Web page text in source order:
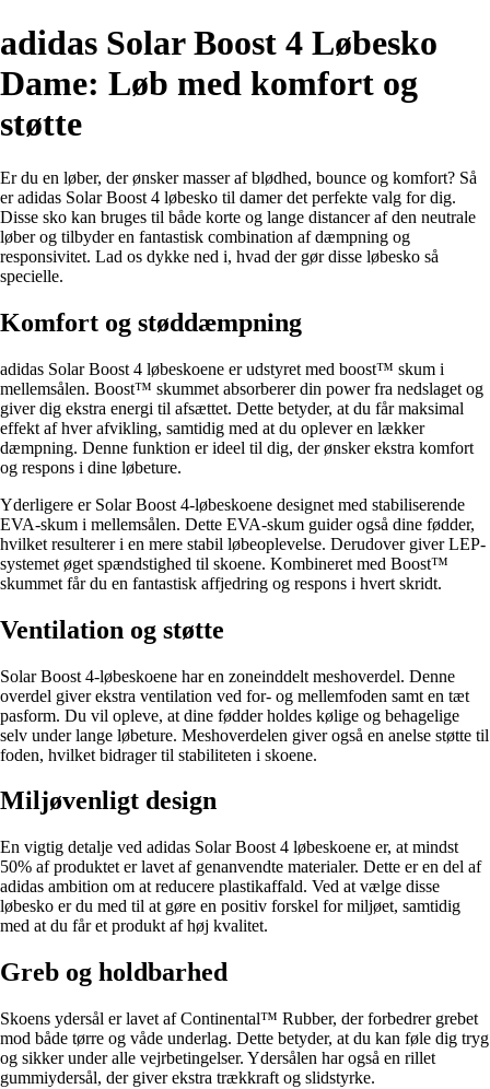
adidas Solar Boost 4 Løbesko
Dame: Løb med komfort og
støtte
Er du en løber, der ønsker masser af blødhed, bounce og komfort? Så
er adidas Solar Boost 4 løbesko til damer det perfekte valg for dig.
Disse sko kan bruges til både korte og lange distancer af den neutrale
løber og tilbyder en fantastisk combination af dæmpning og
responsivitet. Lad os dykke ned i, hvad der gør disse løbesko så
specielle.
Komfort og støddæmpning
adidas Solar Boost 4 løbeskoene er udstyret med boost™ skum i
mellemsålen. Boost™ skummet absorberer din power fra nedslaget og
giver dig ekstra energi til afsættet. Dette betyder, at du får maksimal
effekt af hver afvikling, samtidig med at du oplever en lækker
dæmpning. Denne funktion er ideel til dig, der ønsker ekstra komfort
og respons i dine løbeture.
Yderligere er Solar Boost 4-løbeskoene designet med stabiliserende
EVA-skum i mellemsålen. Dette EVA-skum guider også dine fødder,
hvilket resulterer i en mere stabil løbeoplevelse. Derudover giver LEP-
systemet øget spændstighed til skoene. Kombineret med Boost™
skummet får du en fantastisk affjedring og respons i hvert skridt.
Ventilation og støtte
Solar Boost 4-løbeskoene har en zoneinddelt meshoverdel. Denne
overdel giver ekstra ventilation ved for- og mellemfoden samt en tæt
pasform. Du vil opleve, at dine fødder holdes kølige og behagelige
selv under lange løbeture. Meshoverdelen giver også en anelse støtte til
foden, hvilket bidrager til stabiliteten i skoene.
Miljøvenligt design
En vigtig detalje ved adidas Solar Boost 4 løbeskoene er, at mindst
50% af produktet er lavet af genanvendte materialer. Dette er en del af
adidas ambition om at reducere plastikaffald. Ved at vælge disse
løbesko er du med til at gøre en positiv forskel for miljøet, samtidig
med at du får et produkt af høj kvalitet.
Greb og holdbarhed
Skoens ydersål er lavet af Continental™ Rubber, der forbedrer grebet
mod både tørre og våde underlag. Dette betyder, at du kan føle dig tryg
og sikker under alle vejrbetingelser. Ydersålen har også en rillet
gummiydersål, der giver ekstra trækkraft og slidstyrke.